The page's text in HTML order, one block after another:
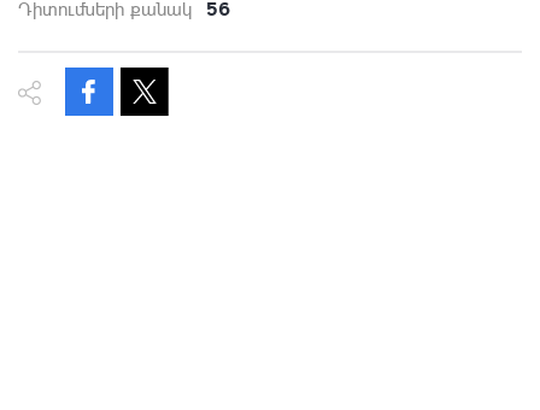
Դիտումների քանակ 56